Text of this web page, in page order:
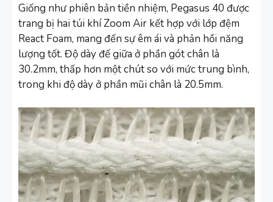
Giống như phiên bản tiền nhiệm, Pegasus 40 được
trang bị hai túi khí Zoom Air kết hợp với lớp đệm
React Foam, mang đến sự êm ái và phản hồi năng
lượng tốt. Độ dày đế giữa ở phần gót chân là
30.2mm, thấp hơn một chút so với mức trung bình,
trong khi độ dày ở phần mũi chân là 20.5mm.